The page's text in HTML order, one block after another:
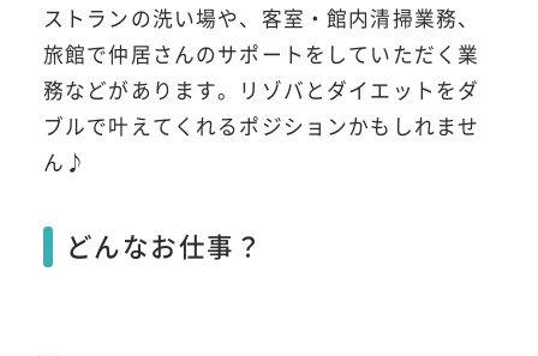
ストランの洗い場や、客室・館内清掃業務、
旅館で仲居さんのサポートをしていただく業
務などがあります。リゾバとダイエットをダ
ブルで叶えてくれるポジションかもしれませ
ん♪
どんなお仕事？